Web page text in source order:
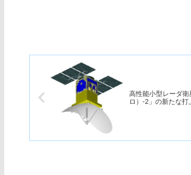
高性能小型レーダ
ロ）-2」の新たな打